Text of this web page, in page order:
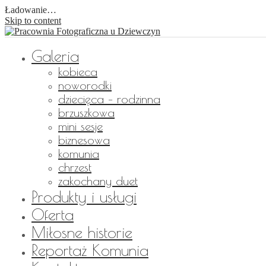
Ładowanie…
Skip to content
Galeria
kobieca
noworodki
dziecięca – rodzinna
brzuszkowa
mini sesje
biznesowa
komunia
chrzest
zakochany duet
Produkty i usługi
Oferta
Miłosne historie
Reportaż Komunia